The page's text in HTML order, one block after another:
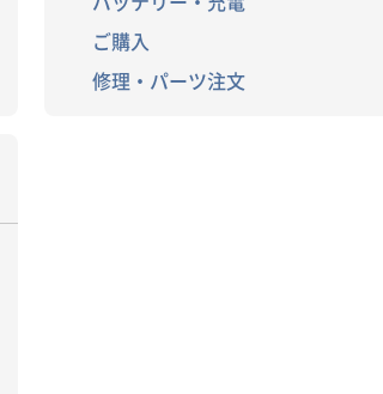
ご購入
修理・パーツ注文